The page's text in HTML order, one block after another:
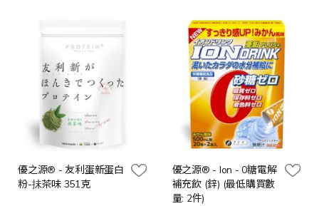
優之源® - 友利蛋新蛋白
粉-抺茶味 351克
優之源® - Ion - 0糖電解
補充飲 (鋅) (最低購買數
量: 2件)